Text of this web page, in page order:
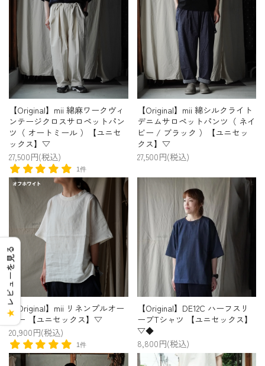
【Original】mii 綿麻ワークヴィ
ンテージクロスサロペットパン
ツ（ オートミール ）【ユニセ
ックス】▽
27,500円(税込)
1件
【Original】mii 綿シルクライト
デニムサロペットパンツ（ ネイ
ビー / ブラック ）【ユニセッ
クス】▽
27,500円(税込)
【Original】mii リネンプルオー
バー 【ユニセックス】▽
20,900円(税込)
1件
【Original】DE12C ハーフスリ
ーブTシャツ 【ユニセックス】
▽◆
8,800円(税込)
★
レビューを見る